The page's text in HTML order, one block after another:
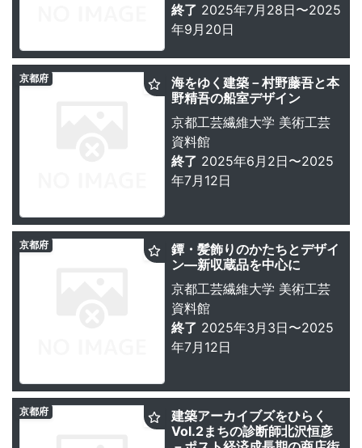
終了 2025年7月28日〜2025
年9月20日
海をゆく建築－村野藤吾と本
野精吾の船室デザイン
京都工芸繊維大学 美術工芸
資料館
終了 2025年6月2日〜2025
年7月12日
京都府
鐔・髪飾りのかたちとデザイ
ン―新収蔵品を中心に
京都工芸繊維大学 美術工芸
資料館
終了 2025年3月3日〜2025
年7月12日
京都府
建築アーカイブズをひらく
Vol.2まちの診断師北沢恒彦
京都府